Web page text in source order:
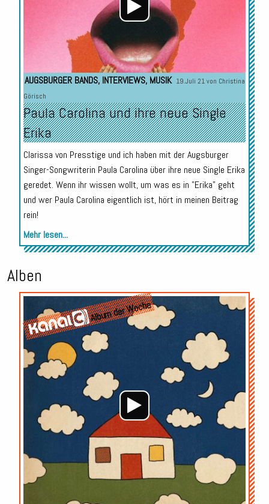
AUGSBURGER BANDS, INTERVIEWS, MUSIK 19.Juli 21 von Christina
Görisch
Paula Carolina und ihre neue Single
Erika
Clarissa von Presstige und ich haben mit der Augsburger
Singer-Songwriterin Paula Carolina über ihre neue Single Erika
geredet. Wenn ihr wissen wollt, um was es in "Erika" geht
und wer Paula Carolina eigentlich ist, hört in meinen Beitrag
rein!
Mehr lesen...
Alben
Album der Woche
Audio-
Player